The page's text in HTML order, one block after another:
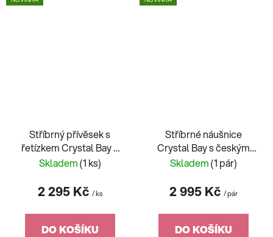
Stříbrný přívěsek s
řetízkem Crystal Bay s
českým křišťálem
Skladem(1 ks)
2 295 Kč / ks
DO KOŠÍKU
Stříbrné náušnice
Crystal Bay s českým
křišťálem Preciosa, safír
Skladem(1 pár)
2 995 Kč / pár
DO KOŠÍKU